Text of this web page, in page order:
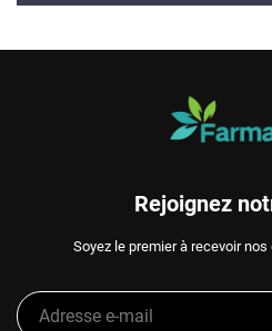
Rejoignez
Soyez le premier à recevoir